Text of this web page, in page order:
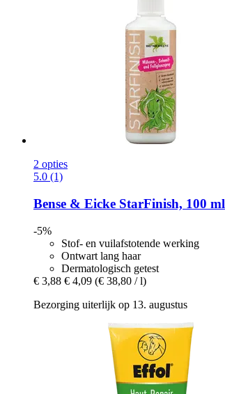
2 opties
5.0 (1)
Bense & Eicke StarFinish, 100 ml
-5%
Stof- en vuilafstotende werking
Ontwart lang haar
Dermatologisch getest
€ 3,88 € 4,09 (€ 38,80 / l)
Bezorging uiterlijk op 13. augustus